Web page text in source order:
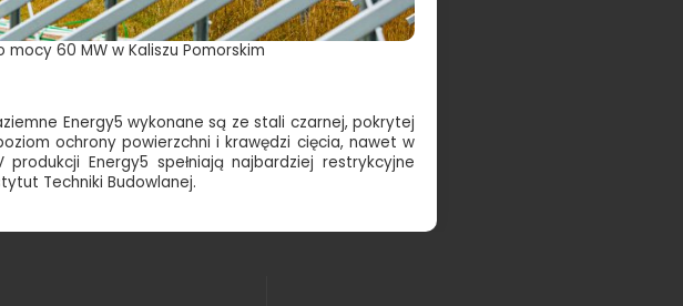
60 MW w Kaliszu Pomorskim
Energy5 wykonane są ze stali czarnej, pokrytej
ochrony powierzchni i krawędzi cięcia, nawet w
Energy5 spełniają najbardziej restrykcyjne
Techniki Budowlanej.